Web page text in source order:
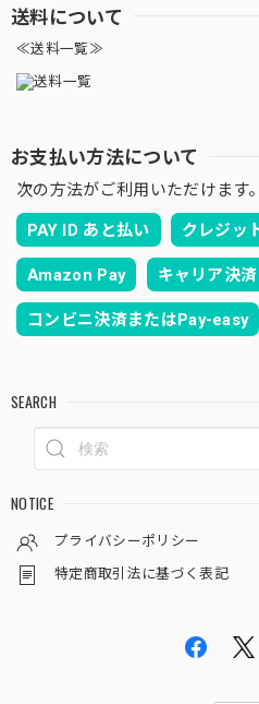
送料について
≪送料一覧≫
お支払い方法について
次の方法がご利用いただけます。
PAY ID あと払い クレジッ
Amazon Pay キャリア決済
コンビニ決済またはPay-easy
SEARCH
NOTICE
プライバシーポリシー
特定商取引法に基づく表記